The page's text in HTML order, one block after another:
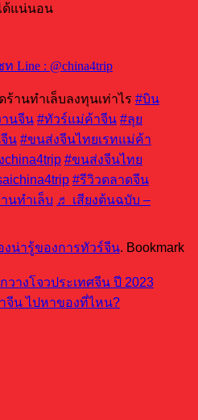
ด้แน่นอน
Line : @china4trip
ร้านทำเล็บลงทุนเท่าไร #บิน
านจีน #ทัวร์แม่ค้าจีน #ลุย
น #ขนส่งจีนไทยเรทแม่ค้า
china4trip #ขนส่งจีนไทย
#รีวิวตลาดจีน
นทําเล็บ ♬ เสียงต้นฉบับ –
งน่ารู้ของการทัวร์จีน. Bookmark
วางโจวประเทศจีน ปี 2023
จีน ไปหาของที่ไหน?